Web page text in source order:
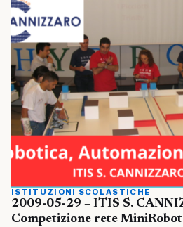
ISTITUZIONI SCOLASTICHE
2009-05-29 – ITIS S.
Competizione rete